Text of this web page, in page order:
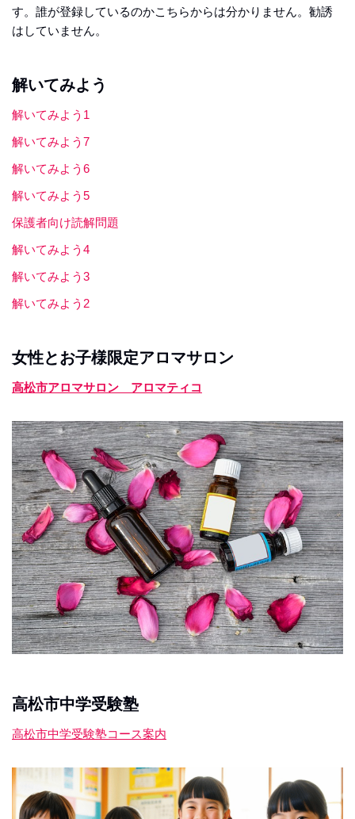
す。誰が登録しているのかこちらからは分かりません。勧誘
はしていません。
解いてみよう
解いてみよう1
解いてみよう7
解いてみよう6
解いてみよう5
保護者向け読解問題
解いてみよう4
解いてみよう3
解いてみよう2
女性とお子様限定アロマサロン
高松市アロマサロン アロマティコ
高松市中学受験塾
高松市中学受験塾コース案内